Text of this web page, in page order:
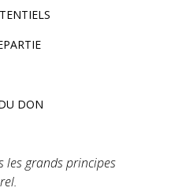
DON
les grands principes